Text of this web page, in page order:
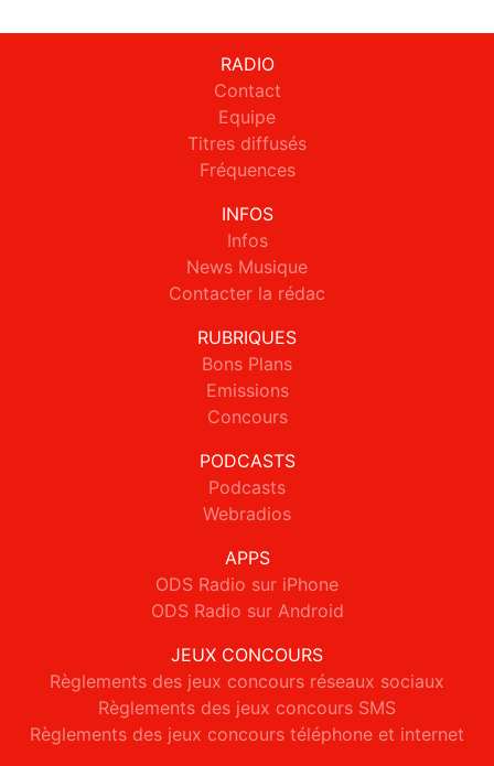
RADIO
Contact
Equipe
Titres diffusés
Fréquences
INFOS
Infos
News Musique
Contacter la rédac
RUBRIQUES
Bons Plans
Emissions
Concours
PODCASTS
Podcasts
Webradios
APPS
ODS Radio sur iPhone
ODS Radio sur Android
JEUX CONCOURS
Règlements des jeux concours réseaux sociaux
Règlements des jeux concours SMS
Règlements des jeux concours téléphone et internet